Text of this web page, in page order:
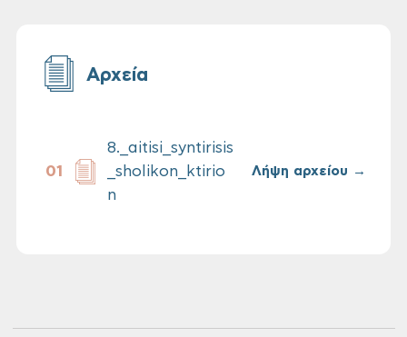
Αρχεία
8._aitisi_syntirisis
_sholikon_ktirio
n
Λήψη αρχείου →